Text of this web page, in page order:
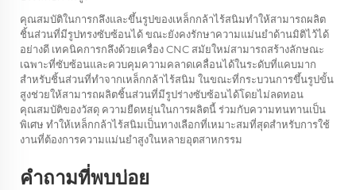
คุณสมบัติในการกลึงและขึ้นรูปของเหล็กกล้าไร้สนิมทำให้สามารถผลิต
ชิ้นส่วนที่มีรูปทรงซับซ้อนได้ ขณะยังคงรักษาความแม่นยำด้านมิติไว้ได้
อย่างดี เทคนิคการกลึงด้วยเครื่อง CNC สมัยใหม่สามารถสร้างลักษณะ
เฉพาะที่ซับซ้อนและควบคุมความคลาดเคลื่อนได้ในระดับที่แคบมาก
สำหรับชิ้นส่วนที่ทำจากเหล็กกล้าไร้สนิม ในขณะที่กระบวนการขึ้นรูปขั้น
สูงช่วยให้สามารถผลิตชิ้นส่วนที่มีรูปร่างซับซ้อนได้โดยไม่ลดทอน
คุณสมบัติของวัสดุ ความยืดหยุ่นในการผลิตนี้ ร่วมกับความทนทานเป็น
พิเศษ ทำให้เหล็กกล้าไร้สนิมเป็นทางเลือกที่เหมาะสมที่สุดสำหรับการใช้
งานที่ต้องการความแม่นยำสูงในหลายอุตสาหกรรม
คำถามที่พบบ่อย